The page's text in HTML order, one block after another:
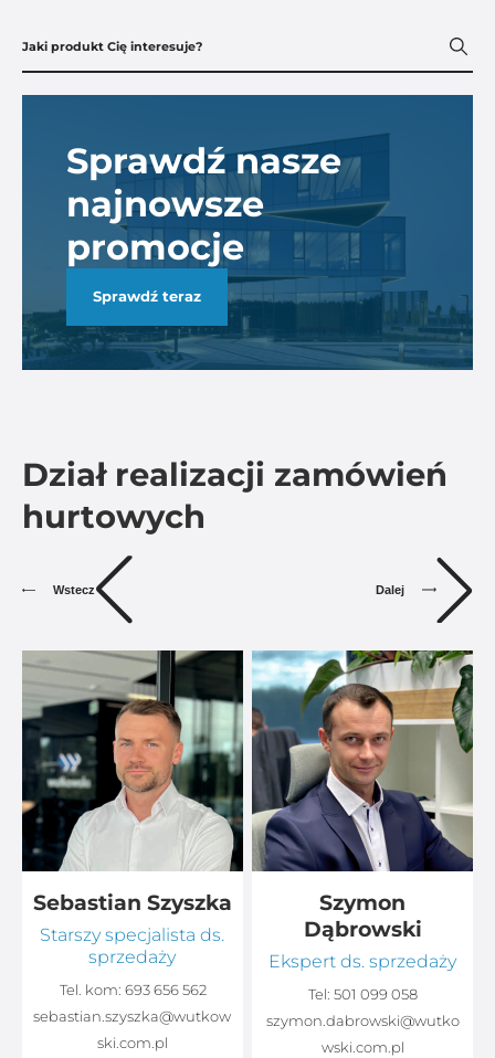
Sprawdź nasze
najnowsze
promocje
Sprawdź teraz
Dział realizacji zamówień
hurtowych
Wstecz Dalej
Sebastian Szyszka
Starszy specjalista ds.
sprzedaży
Tel. kom: 693 656 562
sebastian.szyszka@wutkow
ski.com.pl
Szymon
Dąbrowski
Ekspert ds. sprzedaży
Tel: 501 099 058
szymon.dabrowski@wutko
wski.com.pl